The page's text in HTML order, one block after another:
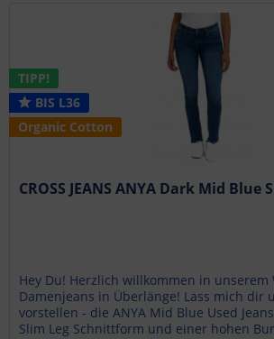
TIPP!
BIS L36
Organic Cotton
CROSS JEANS ANYA Dark Mid Blue
Hey Du! Herzlich willkommen in unserem
Damenjeans in Überlänge! Lass mich dir
vorstellen - die ANYA Mid Blue Used
Slim Leg Schnittform und einer hohen